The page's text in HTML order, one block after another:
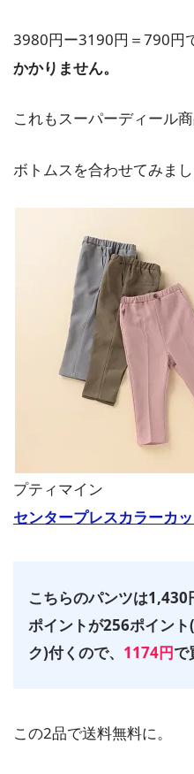
3980円ー3190円＝790円
かかりません。
これもスーパーディール
ボトムスを合わせてみまし
プティマイン
センタープレスカラーカ
こちらのパンツは1,430
ポイントが256ポイン
ク)付くので、 1174円で
この2品で送料無料に。